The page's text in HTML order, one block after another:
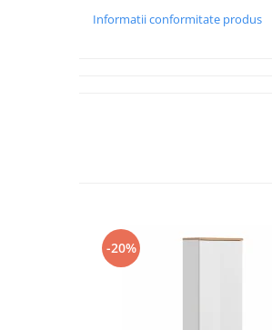
Informatii conformitate produs
-20%